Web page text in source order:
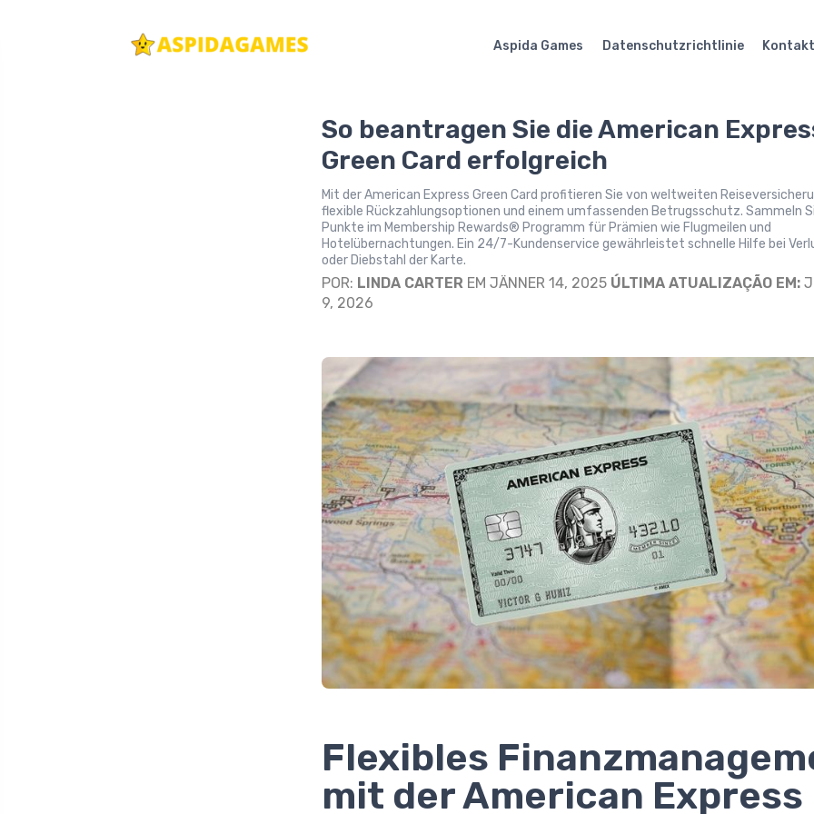
Aspida Games Datenschutzrichtlinie
So beantragen Sie die American
Green Card erfolgreich
Mit der American Express Green Card profitieren Sie von weltweiten
flexible Rückzahlungsoptionen und einem umfassenden Betrugsschutz. Sammeln
Punkte im Membership Rewards® Programm für Prämien wie Flugmeilen und
Hotelübernachtungen. Ein 24/7-Kundenservice gewährleistet schnelle Hilfe bei
oder Diebstahl der Karte.
POR: LINDA CARTER EM JÄNNER 14, 2025 ÚLTIMA ATUALIZAÇÃO EM:
9, 2026
Flexibles
mit der American Express